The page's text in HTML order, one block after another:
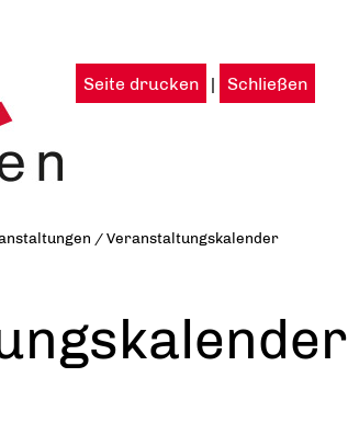
Seite drucken | Schließen
/Veranstaltungskalender